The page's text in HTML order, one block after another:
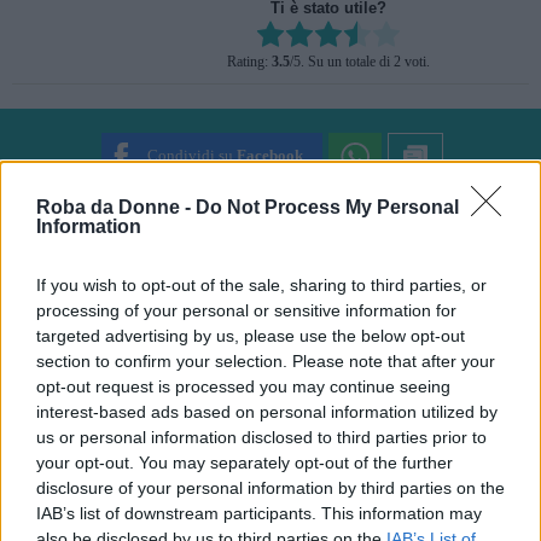
Roba da Donne - Do Not Process My Personal
Information
If you wish to opt-out of the sale, sharing to third parties, or
processing of your personal or sensitive information for
targeted advertising by us, please use the below opt-out
section to confirm your selection. Please note that after your
opt-out request is processed you may continue seeing
interest-based ads based on personal information utilized by
us or personal information disclosed to third parties prior to
your opt-out. You may separately opt-out of the further
disclosure of your personal information by third parties on the
IAB’s list of downstream participants. This information may
Ti è stato utile?
Rate this item:
SUBMIT RATING
Rating: 3.5/5. Su un totale di 2 voti.
Condividi su Facebook
Giornalista malata di Social Network e Web
Addicted. Ama i Gatti, lo Shabby Chic e i vestiti a
pois. Sogna una cabina armadio.
Suggerisci una correzione
Cosa ne pensi?